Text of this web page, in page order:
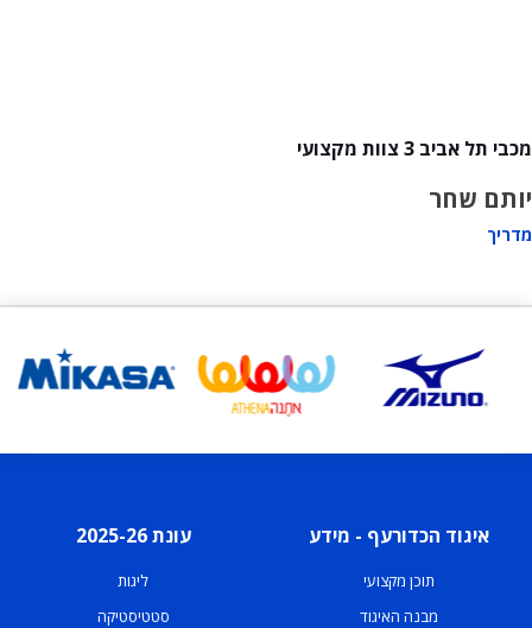
מכבי תל אביב 3 צוות מקצועי
יותם שחר
מדריך
איגוד הכדורעף - מידע
תוכן מקצועי
מבנה האיגוד
עונת 2025-26
ליגות
סטטיסטיקה